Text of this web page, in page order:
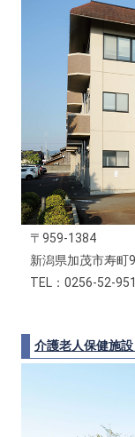
〒959-1384
新潟県加茂市寿町
TEL：0256-52-
介護老人保健施